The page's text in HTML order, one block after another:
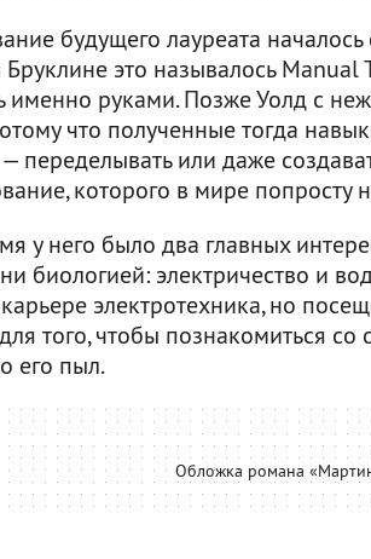
будущего лауреата
Бруклине это называлось Manual
именно руками. Позже Уолд с
что полученные тогда
переделывать или даже
которого в мире попросту
у него было два главных
биологией: электричество и
электротехника, но
того, чтобы познакомиться
его пыл.
Обложка романа